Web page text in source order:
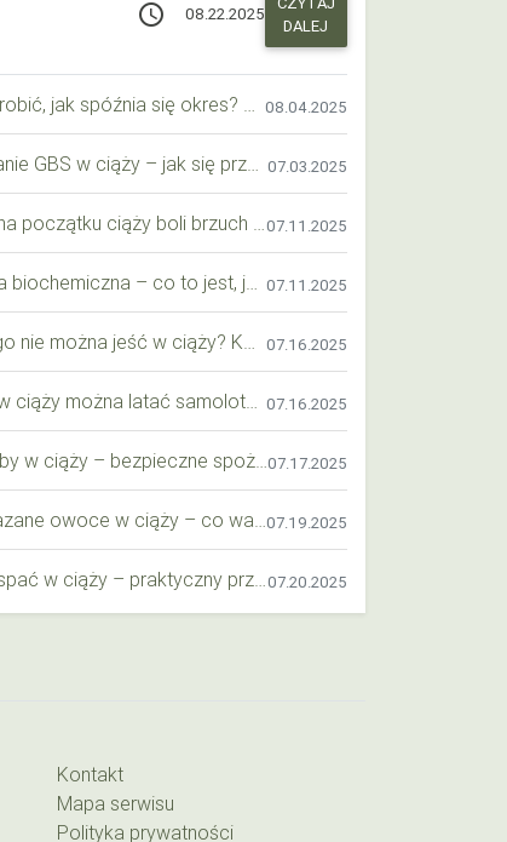
access_time 08.22.2025
DALEJ
08.04.2025
07.03.2025
07.11.2025
07.11.2025
07.16.2025
07.16.2025
07.17.2025
07.19.2025
07.20.2025
Kontakt
Mapa serwisu
Polityka prywatności